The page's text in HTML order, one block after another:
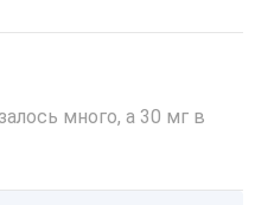
много, а 30 мг в